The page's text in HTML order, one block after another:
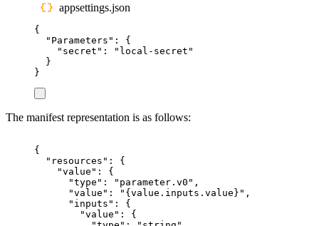
appsettings.json
{
" Parameters " :
{
" secret " : " local-secret "
}
}
The manifest representation is as follows:
{
" resources " :
{
"value " :
{
"type " : " parameter.v0 " ,
"value " : " {value.inputs.value} " ,
" inputs " :
{
"value " :
{